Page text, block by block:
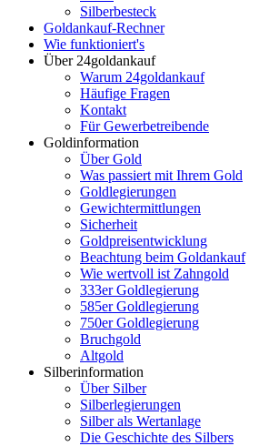
Silberbesteck
Goldankauf-Rechner
Wie funktioniert's
Über 24goldankauf
Warum 24goldankauf
Häufige Fragen
Kontakt
Für Gewerbetreibende
Goldinformation
Über Gold
Was passiert mit Ihrem Gold
Goldlegierungen
Gewichtermittlungen
Sicherheit
Goldpreisentwicklung
Beachtung beim Goldankauf
Wie wertvoll ist Zahngold
333er Goldlegierung
585er Goldlegierung
750er Goldlegierung
Bruchgold
Altgold
Silberinformation
Über Silber
Silberlegierungen
Silber als Wertanlage
Die Geschichte des Silbers